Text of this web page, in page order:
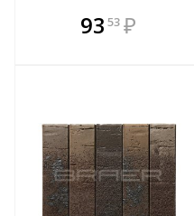
93 53 ₽
В комплекте
всегда выгоднее!